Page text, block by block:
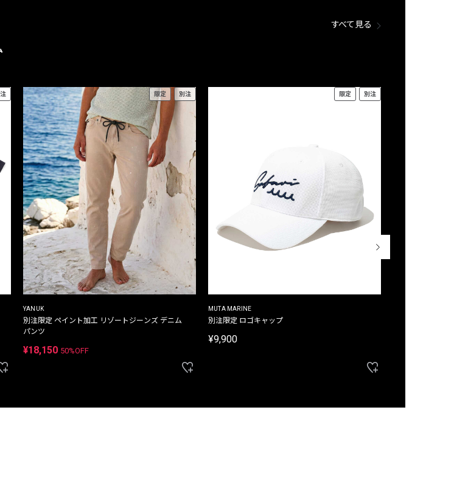
すべて見る
限定 別注
YANUK
別注限定 ペイント加工 リゾートジーンズ デニム
パンツ
¥18,150 50%OFF
限定 別注
MUTA MARINE
別注限定 ロゴキャップ
¥9,900